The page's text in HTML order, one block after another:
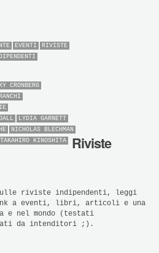
EVENTI
RIVISTE
CRONBERG
LYDIA GARNETT
NICHOLAS BLECHMAN
TAKAHIRO KINOSHITA
Riviste
riviste indipendenti, leggi
a eventi, libri, articoli e una
nel mondo (testati
da intenditori ;).